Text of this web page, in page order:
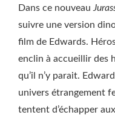
Dans ce nouveau
suivre une version
film de Edwards.
enclin à accueillir des
qu’il n’y parait.
univers étrangement
tentent d’échapper